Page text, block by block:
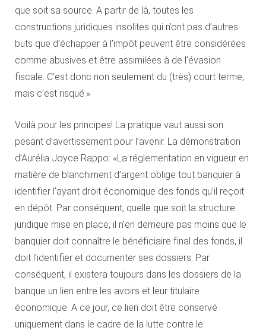
que soit sa source. A partir de là, toutes les
constructions juridiques insolites qui n’ont pas d’autres
buts que d’échapper à l’impôt peuvent être considérées
comme abusives et être assimilées à de l’évasion
fiscale. C’est donc non seulement du (très) court terme,
mais c’est risqué.»
Voilà pour les principes! La pratique vaut aussi son
pesant d’avertissement pour l’avenir. La démonstration
d’Aurélia Joyce Rappo: «La réglementation en vigueur en
matière de blanchiment d’argent oblige tout banquier à
identifier l’ayant droit économique des fonds qu’il reçoit
en dépôt. Par conséquent, quelle que soit la structure
juridique mise en place, il n’en demeure pas moins que le
banquier doit connaître le bénéficiaire final des fonds, il
doit l’identifier et documenter ses dossiers. Par
conséquent, il existera toujours dans les dossiers de la
banque un lien entre les avoirs et leur titulaire
économique. A ce jour, ce lien doit être conservé
uniquement dans le cadre de la lutte contre le